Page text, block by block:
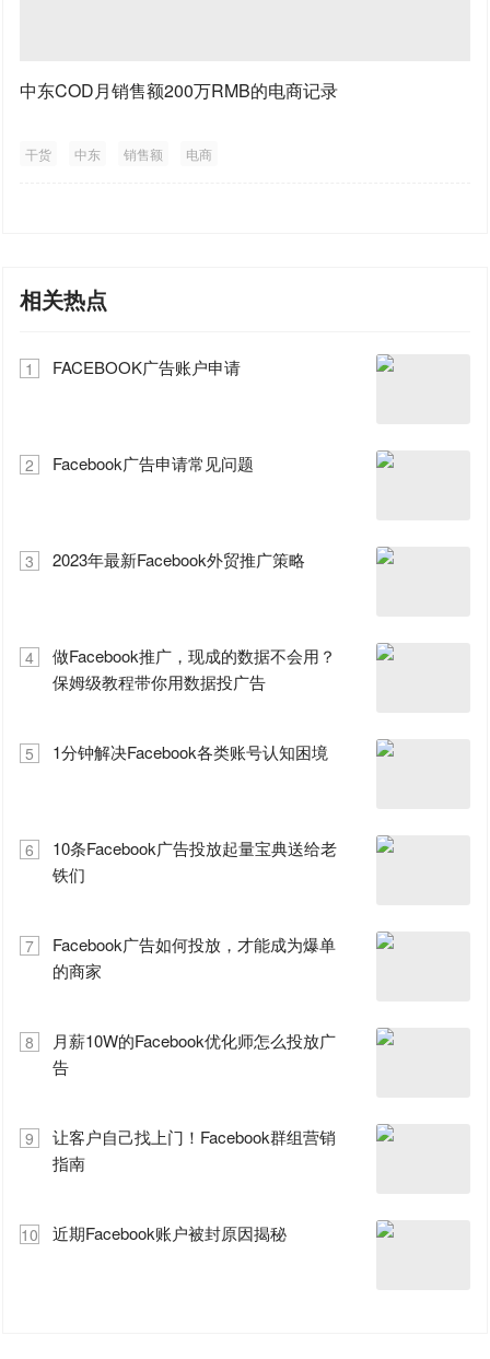
中东COD月销售额200万RMB的电商记录
干货 中东 销售额 电商
相关热点
1 FACEBOOK广告账户申请
2 Facebook广告申请常见问题
3 2023年最新Facebook外贸推广策略
4
做Facebook推广，现成的数据不会用？
保姆级教程带你用数据投广告
5 1分钟解决Facebook各类账号认知困境
6
10条Facebook广告投放起量宝典送给老
铁们
7
Facebook广告如何投放，才能成为爆单
的商家
8
月薪10W的Facebook优化师怎么投放广
告
9
让客户自己找上门！Facebook群组营销
指南
10 近期Facebook账户被封原因揭秘